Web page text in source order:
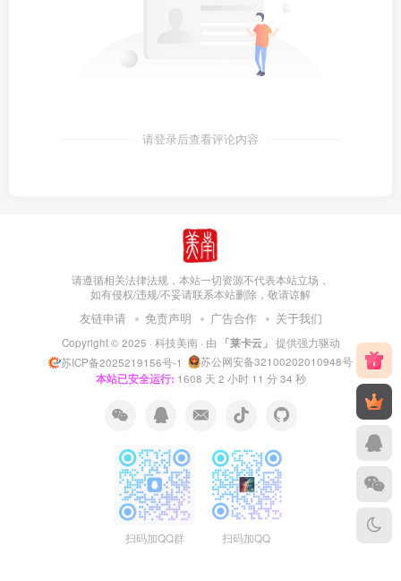
请登录后查看评论内容
请遵循相关法律法规，本站一切资源不代表本站立场，
如有侵权/违规/不妥请联系本站删除，敬请谅解
友链申请 免责声明 广告合作 关于我们
Copyright © 2025 · 科技美南 · 由 「莱卡云」 提供强力驱动
苏ICP备2025219156号-1
苏公网安备32100202010948号
本站已安全运行: 1608 天 2 小时 11 分 35 秒
扫码加QQ群 扫码加QQ